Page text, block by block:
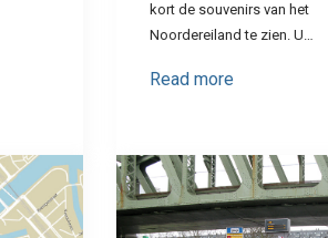
kort de souvenirs van het
Noordereiland te zien. U…
Read more